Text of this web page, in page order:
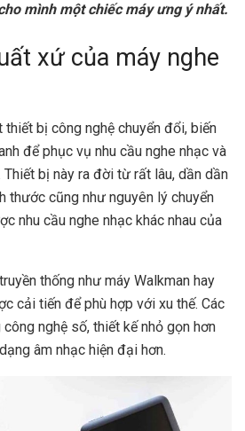
mình một chiếc máy ưng ý nhất.
xứ của máy nghe
thiết bị công nghệ chuyển đổi, biến
để phục vụ nhu cầu nghe nhạc và
bị này ra đời từ rất lâu, dần dần
thước cũng như nguyên lý chuyển
nhu cầu nghe nhạc khác nhau của
thống như máy Walkman hay
cải tiến để phù hợp với xu thế. Các
nghệ số, thiết kế nhỏ gọn hơn
âm nhạc hiện đại hơn.